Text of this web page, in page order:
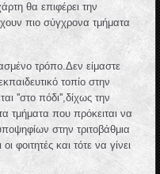
θα επιφέρει την
πιο σύγχρονα τμήματα
τρόπο.Δεν είμαστε
τοπίο στην
''στο πόδι'',δίχως την
τμήματα που πρόκειται να
στην τριτοβάθμια
φοιτητές και τότε να γίνει